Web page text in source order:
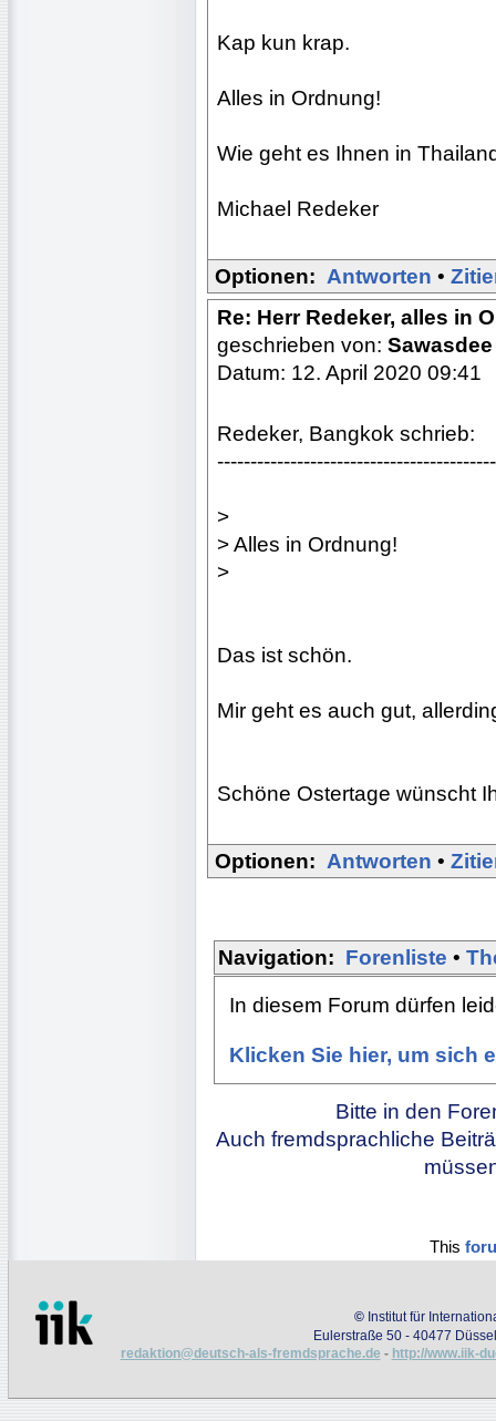
Kap kun krap.
Alles in Ordnung!
Wie geht es Ihnen in
Michael Redeker
Optionen: Antworten •
Re: Herr Redeker, alles in
geschrieben von:
Datum: 12. April 2020 09:41
Redeker, Bangkok schrieb:
>
> Alles in Ordnung!
>
Das ist schön.
Mir geht es auch gut,
Schöne Ostertage wünscht
Optionen: Antworten •
Navigation: Forenliste •
In diesem Forum dürfen
Klicken Sie hier, um sich
Bitte in den
Auch fremdsprachliche
This
© Institut für
Eulerstraße 50 - 40477
redaktion@deutsch-als-fremdsprache.de - http://www.iik-